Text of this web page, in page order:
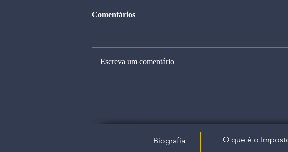
Comentários
Escreva um comentário
Biografia
O que é o